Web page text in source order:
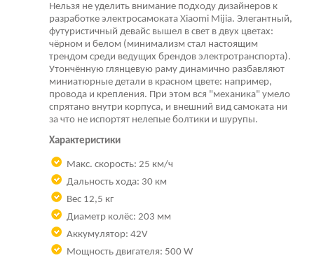
Нельзя не уделить внимание подходу дизайнеров к
разработке электросамоката Xiaomi Mijia. Элегантный,
футуристичный девайс вышел в свет в двух цветах:
чёрном и белом (минимализм стал настоящим
трендом среди ведущих брендов электротранспорта).
Утончённую глянцевую раму динамично разбавляют
миниатюрные детали в красном цвете: например,
провода и крепления. При этом вся "механика" умело
спрятано внутри корпуса, и внешний вид самоката ни
за что не испортят нелепые болтики и шурупы.
Характеристики
Макс. скорость: 25 км/ч
Дальность хода: 30 км
Вес 12,5 кг
Диаметр колёс: 203 мм
Аккумулятор: 42V
Мощность двигателя: 500 W